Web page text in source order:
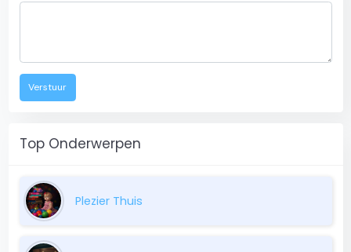
Verstuur
Top Onderwerpen
Plezier Thuis